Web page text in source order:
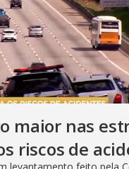
maior nas
riscos de